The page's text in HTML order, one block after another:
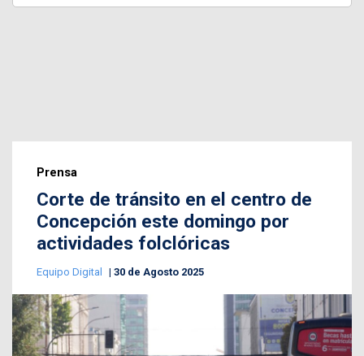
Prensa
Corte de tránsito en el centro de
Concepción este domingo por
actividades folclóricas
Equipo Digital 30 de Agosto 2025